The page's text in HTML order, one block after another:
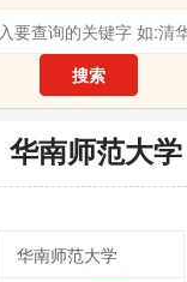
搜索
华南师范大学
华南师范大学